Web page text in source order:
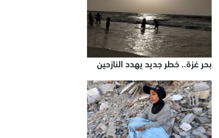
بحر غزة.. خطر جديد يهدد النازحين